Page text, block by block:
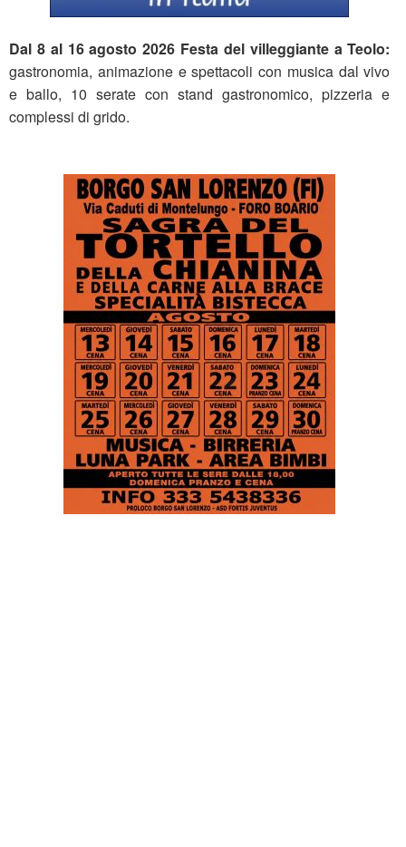
Dal 8 al 16 agosto 2026 Festa del villeggiante a Teolo:
gastronomia, animazione e spettacoli con musica dal vivo
e ballo, 10 serate con stand gastronomico, pizzeria e
complessi di grido.